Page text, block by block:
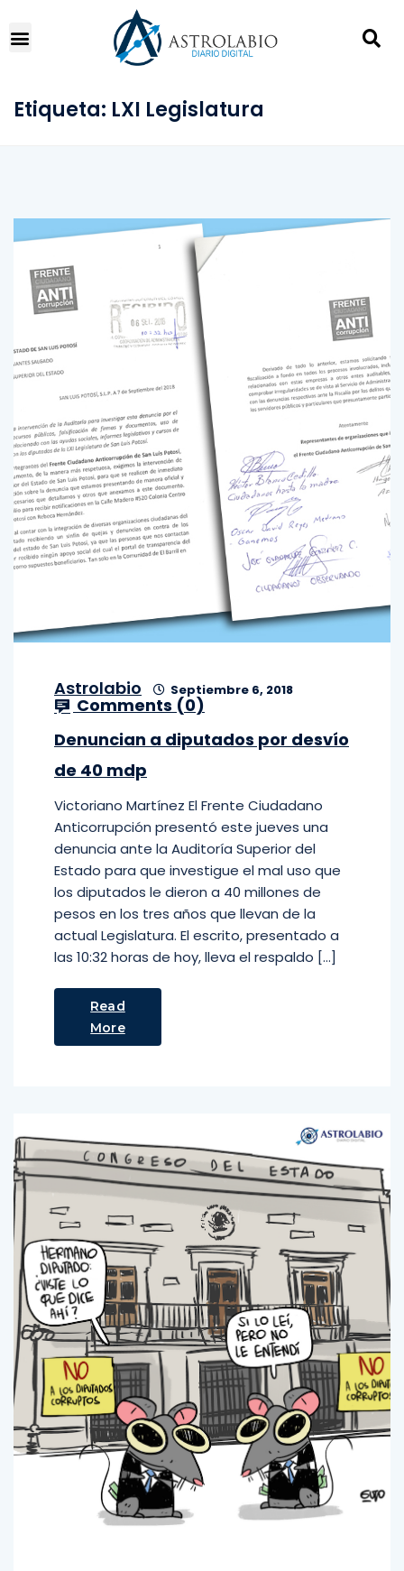
Etiqueta: LXI Legislatura
Astrolabio Septiembre 6, 2018
Comments (0)
Denuncian a diputados por desvío
de 40 mdp
Victoriano Martínez El Frente Ciudadano
Anticorrupción presentó este jueves una
denuncia ante la Auditoría Superior del
Estado para que investigue el mal uso que
los diputados le dieron a 40 millones de
pesos en los tres años que llevan de la
actual Legislatura. El escrito, presentado a
las 10:32 horas de hoy, lleva el respaldo […]
Read
More